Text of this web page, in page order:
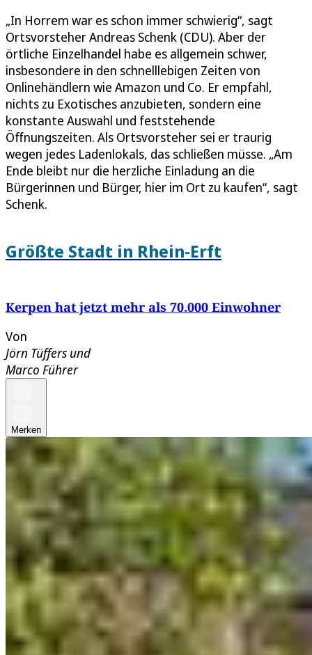
„In Horrem war es schon immer schwierig“, sagt
Ortsvorsteher Andreas Schenk (CDU). Aber der
örtliche Einzelhandel habe es allgemein schwer,
insbesondere in den schnelllebigen Zeiten von
Onlinehändlern wie Amazon und Co. Er empfahl,
nichts zu Exotisches anzubieten, sondern eine
konstante Auswahl und feststehende
Öffnungszeiten. Als Ortsvorsteher sei er traurig
wegen jedes Ladenlokals, das schließen müsse. „Am
Ende bleibt nur die herzliche Einladung an die
Bürgerinnen und Bürger, hier im Ort zu kaufen“, sagt
Schenk.
Größte Stadt in Rhein-Erft
Kerpen hat jetzt mehr als 70.000 Einwohner
Von
Jörn Tüffers und
Marco Führer
Merken